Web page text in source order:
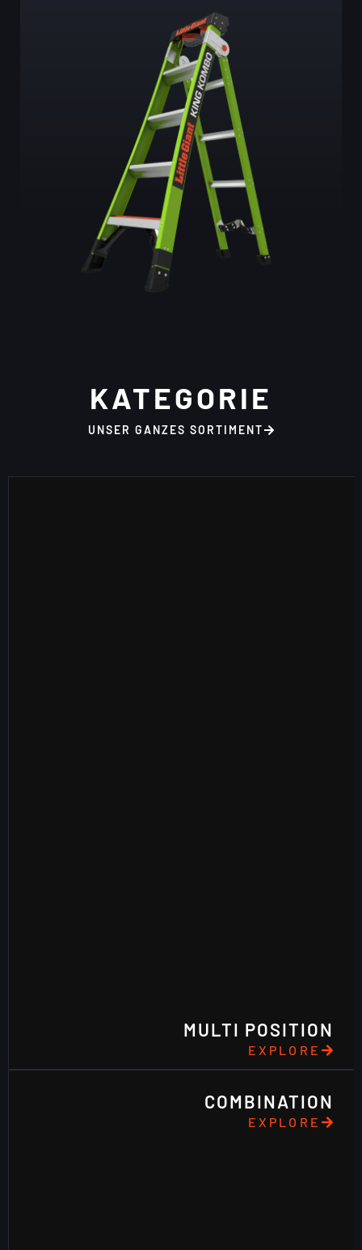
KATEGORIE
UNSER GANZES SORTIMENT
MULTI POSITION
EXPLORE
COMBINATION
EXPLORE